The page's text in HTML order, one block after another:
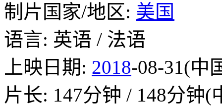
制片国家/地区: 美国
语言: 英语 / 法语
上映日期: 2018-08-31(中
片长: 147分钟 / 148分钟(